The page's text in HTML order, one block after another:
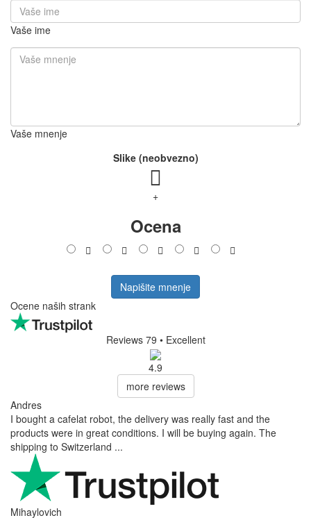
Vaše ime
Vaše mnenje
Slike (neobvezno)
+
Ocena
Napišite mnenje
Ocene naših strank
Reviews 79 • Excellent
4.9
more reviews
Andres
I bought a cafelat robot, the delivery was really fast and the
products were in great conditions. I will be buying again. The
shipping to Switzerland ...
Mihaylovich